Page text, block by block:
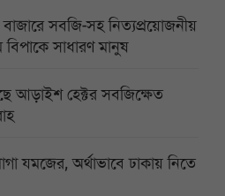
সবজি-সহ নিত্যপ্রয়োজনীয়
বিপাকে সাধারণ মানুষ
আড়াইশ হেক্টর সবজিক্ষেত
যমজের, অর্থাভাবে ঢাকায় নিতে